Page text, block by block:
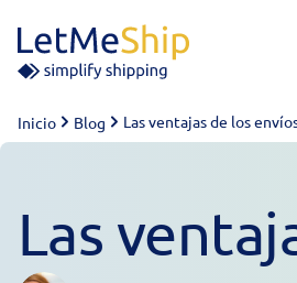
Inicio Blog Las ventajas de los
Las